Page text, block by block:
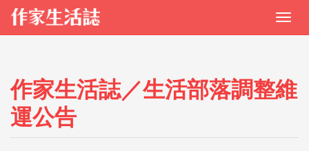
作家生活誌／生活部落調整維
運公告